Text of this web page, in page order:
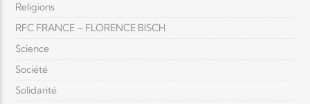
Religions
RFC FRANCE – FLORENCE BISCH
Science
Société
Solidarité